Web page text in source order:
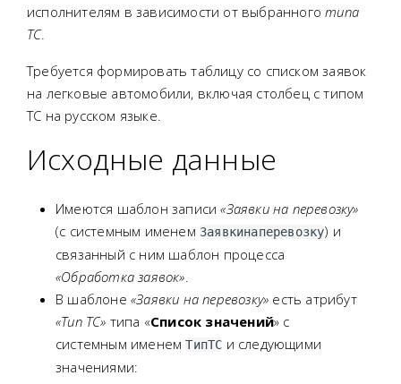
исполнителям в зависимости от выбранноготипа
ТС.
Требуется формировать таблицу со списком заявок
на легковые автомобили, включая столбец с типом
ТС на русском языке.
Исходные данные
Имеются шаблон записи«Заявки на перевозку»
(с системным именем Заявкинаперевозку) и
связанный с ним шаблон процесса
«Обработка заявок».
В шаблоне «Заявки на перевозку» есть атрибут
«Тип ТС» типа «Список значений» с
системным именемТипТС и следующими
значениями: